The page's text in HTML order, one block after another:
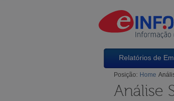
Relatórios de
Posição: Home
Análise